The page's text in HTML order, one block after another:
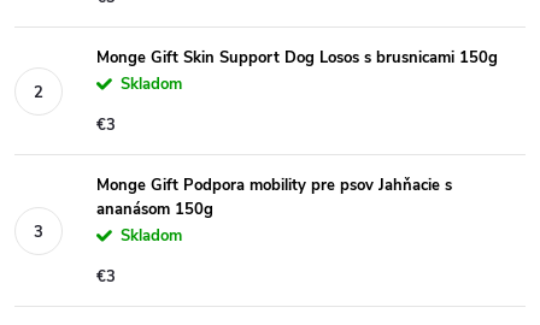
Monge Gift Skin Support Dog Losos s brusnicami 150g
Skladom
€3
Monge Gift Podpora mobility pre psov Jahňacie s
ananásom 150g
Skladom
€3